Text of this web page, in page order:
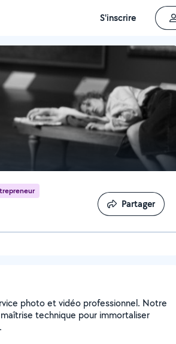
S'inscrire
Partager
Partager
photo et vidéo professionnel. Notre
technique pour immortaliser